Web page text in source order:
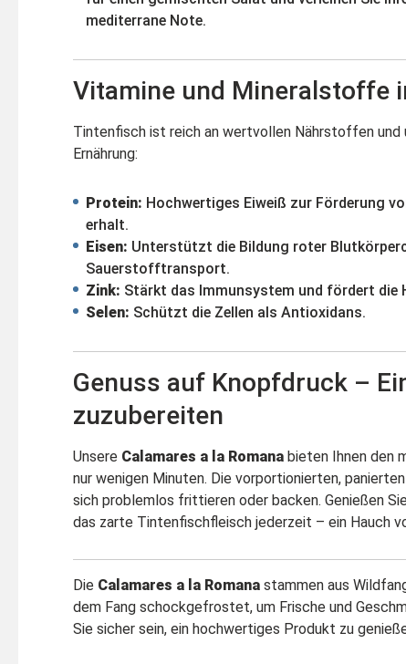
mediterrane Note.
Vitamine und Mineralstoffe
Tintenfisch ist reich an wertvollen Nährstoffen
Ernährung:
Protein: Hochwertiges Eiweiß zur Förderung
erhalt.
Eisen: Unterstützt die Bildung roter
Sauerstofftransport.
Zink: Stärkt das Immunsystem und fördert die
Selen: Schützt die Zellen als Antioxidans.
Genuss auf Knopfdruck –
zuzubereiten
Unsere Calamares a la Romana bieten Ihnen den
nur wenigen Minuten. Die vorportionierten,
sich problemlos frittieren oder backen. Genießen
das zarte Tintenfischfleisch jederzeit – ein Hauch
Die Calamares a la Romana stammen aus
dem Fang schockgefrostet, um Frische und
Sie sicher sein, ein hochwertiges Produkt zu